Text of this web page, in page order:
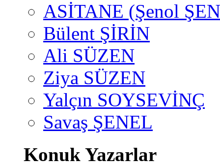
ASİTANE (Şenol
Bülent ŞİRİN
Ali SÜZEN
Ziya SÜZEN
Yalçın SOYSEVİNÇ
Savaş ŞENEL
Konuk Yazarlar